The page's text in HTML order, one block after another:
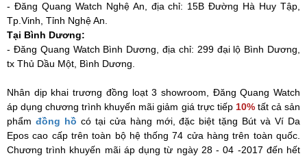
- Đăng Quang Watch Nghệ An, địa chỉ: 15B Đường Hà Huy Tập,
Tp.Vinh, Tỉnh Nghệ An.
Tại Bình Dương:
- Đăng Quang Watch Bình Dương, địa chỉ: 299 đại lộ Bình Dương,
tx Thủ Dầu Một, Bình Dương.
Nhân dịp khai trương đồng loạt 3 showroom, Đăng Quang Watch
áp dụng chương trình khuyến mãi giảm giá trực tiếp 10%tất cả sản
phẩm đồng hồ có tại cửa hàng mới, đặc biệt tặng Bút và Ví Da
Epos cao cấp trên toàn bộ hệ thống 74 cửa hàng trên toàn quốc.
Chương trình khuyến mãi áp dụng từ ngày 28 - 04 -2017 đến hết